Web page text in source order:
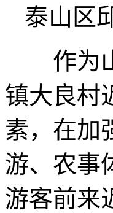
泰山区
作为山
镇大良村
素，在加
游、农事
游客前来